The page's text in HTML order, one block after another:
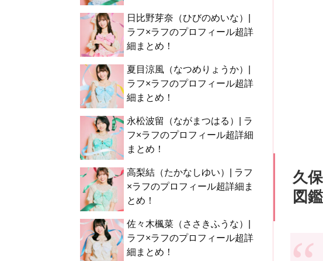
久
図
日比野芽奈（ひびのめいな）|
ラフ×ラフのプロフィール超詳
細まとめ！
夏目涼風（なつめりょうか）|
ラフ×ラフのプロフィール超詳
細まとめ！
永松波留（ながまつはる）| ラ
フ×ラフのプロフィール超詳細
まとめ！
高梨結（たかなしゆい）| ラフ
×ラフのプロフィール超詳細ま
とめ！
佐々木楓菜（ささきふうな）|
ラフ×ラフのプロフィール超詳
細まとめ！